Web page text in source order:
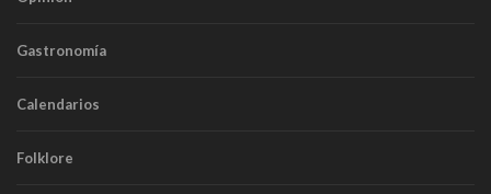
Gastronomía
Calendarios
Folklore